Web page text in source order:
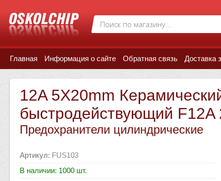
Главная Информация о сайте Обратная связь Доставка
12A 5X20mm
быстродействующий F12A
Предохранители цилиндрические
Артикул: FUS103
В наличии: 1000 шт.